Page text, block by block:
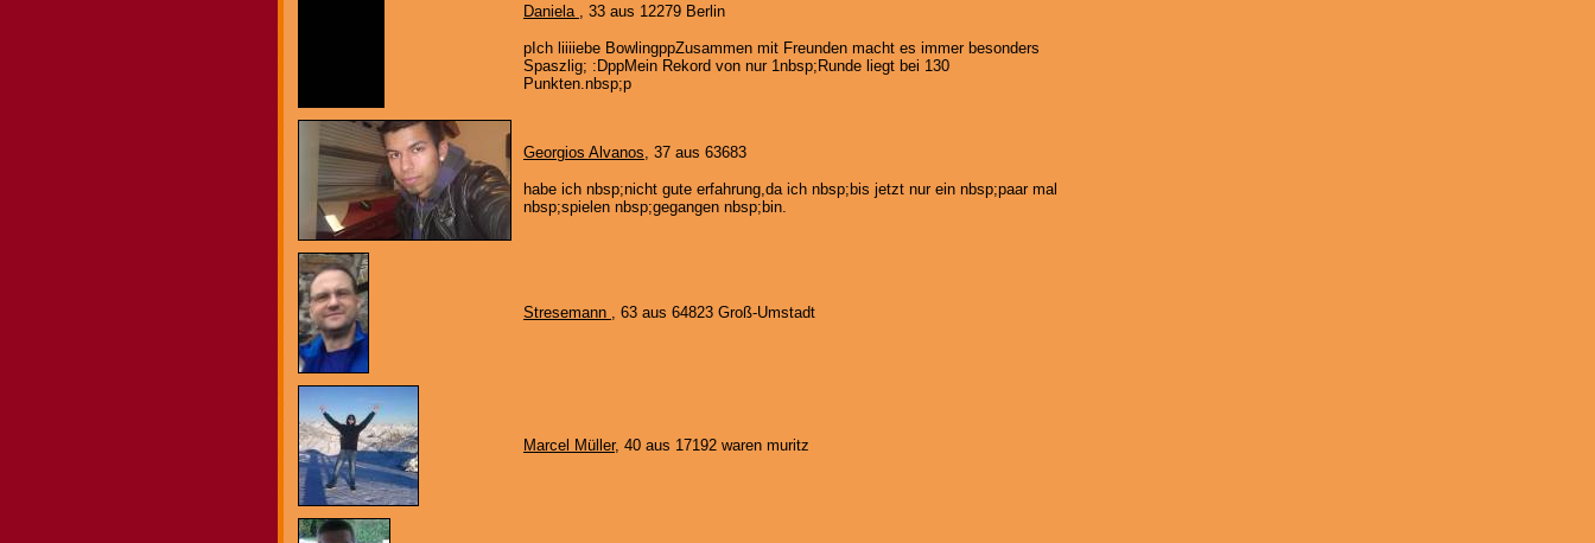
Daniela , 33 aus 12279 Berlin
pIch liiiiebe BowlingppZusammen mit Freunden macht es immer besonders
Spaszlig; :DppMein Rekord von nur 1nbsp;Runde liegt bei 130
Punkten.nbsp;p
Georgios Alvanos, 37 aus 63683
habe ich nbsp;nicht gute erfahrung,da ich nbsp;bis jetzt nur ein nbsp;paar mal
nbsp;spielen nbsp;gegangen nbsp;bin.
Stresemann , 63 aus 64823 Groß-Umstadt
Marcel Müller, 40 aus 17192 waren muritz